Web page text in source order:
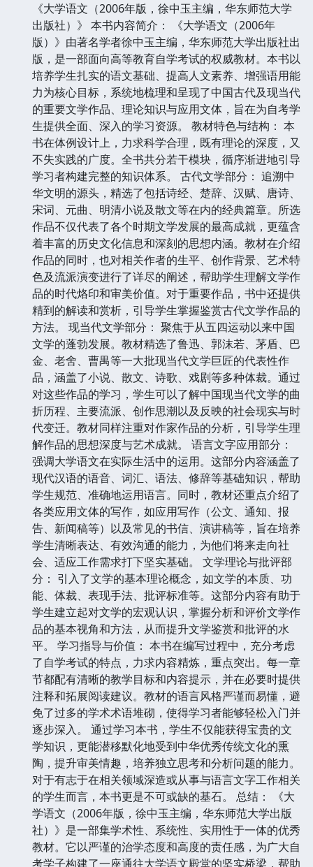
《大学语文（2006年版，徐中玉主编，华东师范大学
出版社）》 本书内容简介： 《大学语文（2006年
版）》由著名学者徐中玉主编，华东师范大学出版社出
版，是一部面向高等教育自学考试的权威教材。本书以
培养学生扎实的语文基础、提高人文素养、增强语用能
力为核心目标，系统地梳理和呈现了中国古代及现当代
的重要文学作品、理论知识与应用文体，旨在为自考学
生提供全面、深入的学习资源。 教材特色与结构： 本
书在体例设计上，力求科学合理，既有理论的深度，又
不失实践的广度。全书共分若干模块，循序渐进地引导
学习者构建完整的知识体系。 古代文学部分： 追溯中
华文明的源头，精选了包括诗经、楚辞、汉赋、唐诗、
宋词、元曲、明清小说及散文等在内的经典篇章。所选
作品不仅代表了各个时期文学发展的最高成就，更蕴含
着丰富的历史文化信息和深刻的思想内涵。教材在介绍
作品的同时，也对相关作者的生平、创作背景、艺术特
色及流派演变进行了详尽的阐述，帮助学生理解文学作
品的时代烙印和审美价值。对于重要作品，书中还提供
精到的解读和赏析，引导学生掌握鉴赏古代文学作品的
方法。 现当代文学部分： 聚焦于从五四运动以来中国
文学的蓬勃发展。教材精选了鲁迅、郭沫若、茅盾、巴
金、老舍、曹禺等一大批现当代文学巨匠的代表性作
品，涵盖了小说、散文、诗歌、戏剧等多种体裁。通过
对这些作品的学习，学生可以了解中国现当代文学的曲
折历程、主要流派、创作思潮以及反映的社会现实与时
代变迁。教材同样注重对作家作品的分析，引导学生理
解作品的思想深度与艺术成就。 语言文字应用部分：
强调大学语文在实际生活中的运用。这部分内容涵盖了
现代汉语的语音、词汇、语法、修辞等基础知识，帮助
学生规范、准确地运用语言。同时，教材还重点介绍了
各类应用文体的写作，如应用写作（公文、通知、报
告、新闻稿等）以及常见的书信、演讲稿等，旨在培养
学生清晰表达、有效沟通的能力，为他们将来走向社
会、适应工作需求打下坚实基础。 文学理论与批评部
分： 引入了文学的基本理论概念，如文学的本质、功
能、体裁、表现手法、批评标准等。这部分内容有助于
学生建立起对文学的宏观认识，掌握分析和评价文学作
品的基本视角和方法，从而提升文学鉴赏和批评的水
平。 学习指导与价值： 本书在编写过程中，充分考虑
了自学考试的特点，力求内容精炼，重点突出。每一章
节都配有清晰的教学目标和内容提示，并在必要时提供
注释和拓展阅读建议。教材的语言风格严谨而易懂，避
免了过多的学术术语堆砌，使得学习者能够轻松入门并
逐步深入。 通过学习本书，学生不仅能获得宝贵的文
学知识，更能潜移默化地受到中华优秀传统文化的熏
陶，提升审美情趣，培养独立思考和分析问题的能力。
对于有志于在相关领域深造或从事与语言文字工作相关
的学生而言，本书更是不可或缺的基石。 总结： 《大
学语文（2006年版，徐中玉主编，华东师范大学出版
社）》是一部集学术性、系统性、实用性于一体的优秀
教材。它以严谨的治学态度和高度的责任感，为广大自
考学子构建了一座通往大学语文殿堂的坚实桥梁，帮助